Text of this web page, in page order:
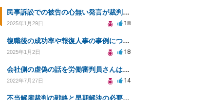
民事訴訟での被告の心無い発言が裁判に与える影響は？
2025年1月29日 18
復職後の成功率や報復人事の事例について教えてください
2025年1月2日 18
会社側の虚偽の話を労働審判員さんは鵜呑みにして騙されてしまいました。
2022年7月27日 14
不当解雇裁判の戦略と早期解決の必要性についての相談